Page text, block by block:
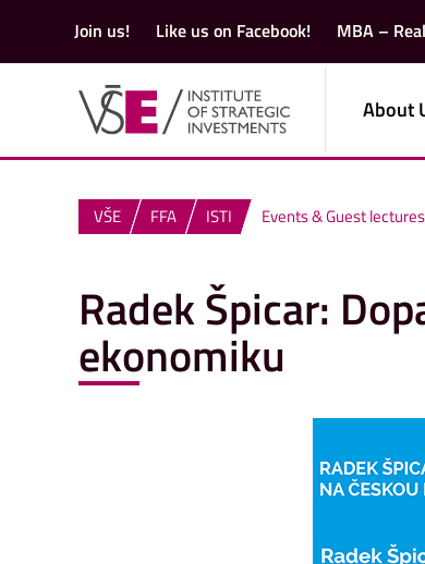
Join us! Like us on Facebook! MBA –
About
VŠE FFA ISTI Events & Guest lectures
Radek Špicar:
ekonomiku